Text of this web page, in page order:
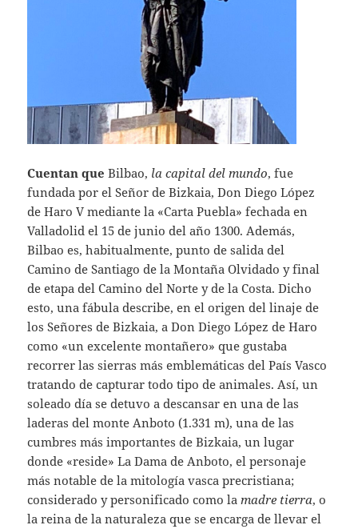
Cuentan que Bilbao, la capital del mundo, fue
fundada por el Señor de Bizkaia, Don Diego López
de Haro V mediante la «Carta Puebla» fechada en
Valladolid el 15 de junio del año 1300. Además,
Bilbao es, habitualmente, punto de salida del
Camino de Santiago de la Montaña Olvidado y final
de etapa del Camino del Norte y de la Costa. Dicho
esto, una fábula describe, en el origen del linaje de
los Señores de Bizkaia, a Don Diego López de Haro
como «un excelente montañero» que gustaba
recorrer las sierras más emblemáticas del País Vasco
tratando de capturar todo tipo de animales. Así, un
soleado día se detuvo a descansar en una de las
laderas del monte Anboto (1.331 m), una de las
cumbres más importantes de Bizkaia, un lugar
donde «reside» La Dama de Anboto, el personaje
más notable de la mitología vasca precristiana;
considerado y personificado como lamadre tierra, o
la reina de la naturaleza que se encarga de llevar el